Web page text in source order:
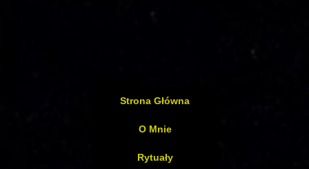
Strona Główna
O Mnie
Rytuały